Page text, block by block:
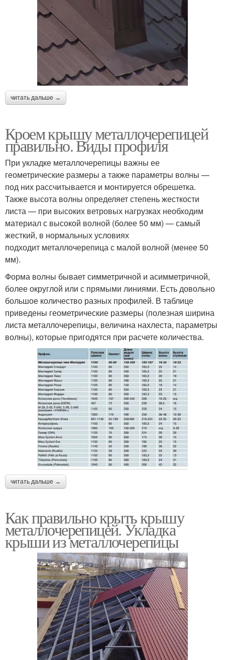
читать дальше →
Кроем крышу металлочерепицей
правильно. Виды профиля
При укладке металлочерепицы важны ее
геометрические размеры а также параметры волны —
под них рассчитывается и монтируется обрешетка.
Также высота волны определяет степень жесткости
листа — при высоких ветровых нагрузках необходим
материал с высокой волной (более 50 мм) — самый
жесткий, в нормальных условиях
подходит металлочерепица с малой волной (менее 50
мм).
Форма волны бывает симметричной и асимметричной,
более округлой или с прямыми линиями. Есть довольно
большое количество разных профилей. В таблице
приведены геометрические размеры (полезная ширина
листа металлочерепицы, величина нахлеста, параметры
волны), которые пригодятся при расчете количества.
читать дальше →
Как правильно крыть крышу
металлочерепицей. Укладка
крыши из металлочерепицы